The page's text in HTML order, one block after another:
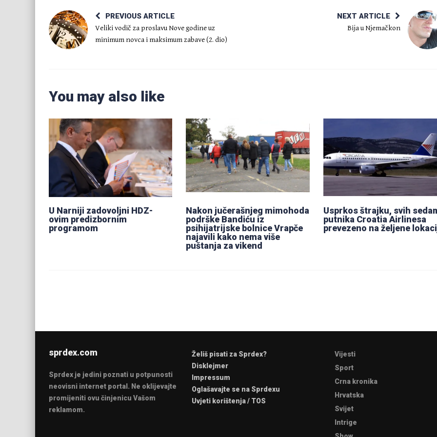
PREVIOUS ARTICLE
Veliki vodič za proslavu Nove godine uz
minimum novca i maksimum zabave (2. dio)
NEXT ARTICLE
Bija u Njemačkon
You may also like
U Narniji zadovoljni HDZ-
ovim predizbornim
programom
Nakon jučerašnjeg mimohoda
podrške Bandiću iz
psihijatrijske bolnice Vrapče
najavili kako nema više
puštanja za vikend
Usprkos štrajku, svih
putnika Croatia Airlinesa
prevezeno na željene
sprdex.com
Sprdex je jedini poznati u potpunosti
neovisni internet portal. Ne oklijevajte
promijeniti ovu činjenicu Vašom
reklamom.
Želiš pisati za Sprdex?
Disklejmer
Impressum
Oglašavajte se na Sprdexu
Uvjeti korištenja / TOS
Vijesti
Sport
Crna kronika
Hrvatska
Svijet
Intrige